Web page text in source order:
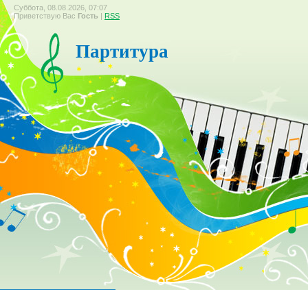
Суббота, 08.08.2026, 07:07
Приветствую Вас Гость | RSS
Партитура